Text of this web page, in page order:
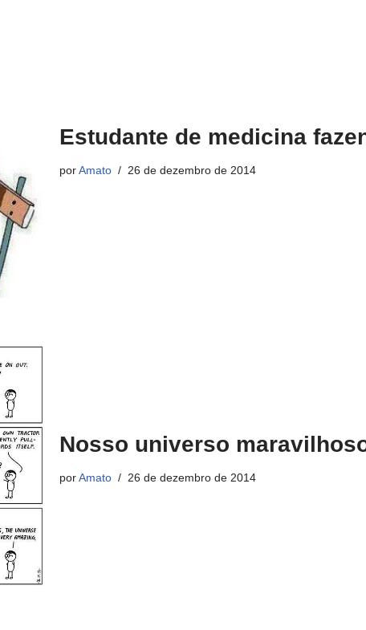
Estudante de medicina
porAmato 26 de dezembro de 2014
Nosso universo
porAmato 26 de dezembro de 2014